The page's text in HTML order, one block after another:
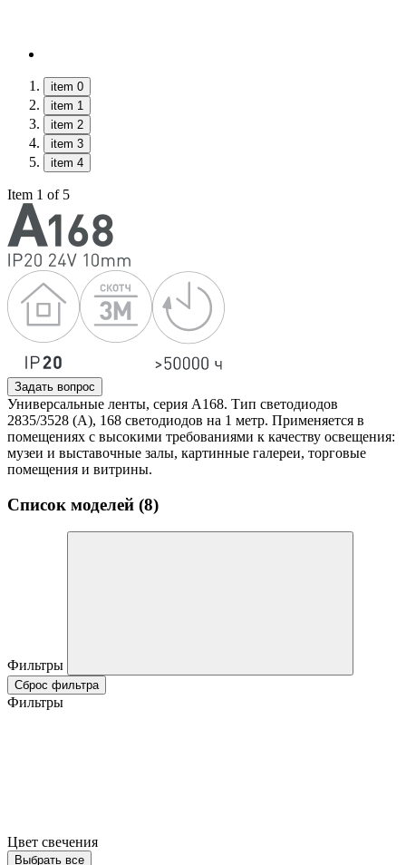
item 0
item 1
item 2
item 3
item 4
Item 1 of 5
Задать вопрос
Универсальные ленты, серия А168. Тип светодиодов
2835/3528 (А), 168 светодиодов на 1 метр. Применяется в
помещениях с высокими требованиями к качеству освещения:
музеи и выставочные залы, картинные галереи, торговые
помещения и витрины.
Список моделей (8)
Фильтры
Сброс фильтра
Фильтры
Цвет свечения
Выбрать все